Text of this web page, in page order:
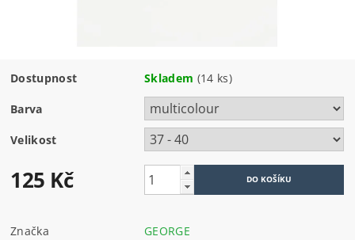
Dostupnost Skladem (14 ks)
Barva
Velikost
125 Kč
Značka
GEORGE